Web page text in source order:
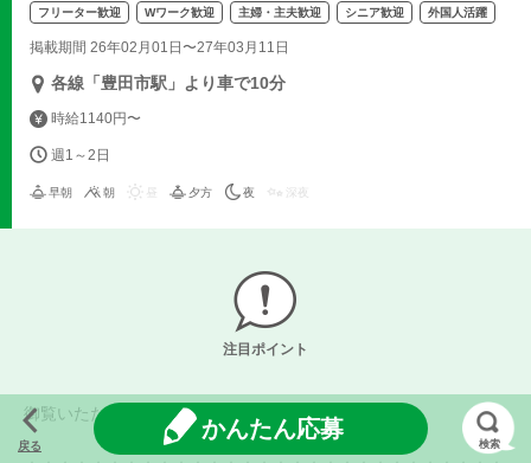
フリーター歓迎 Wワーク歓迎 主婦・主夫歓迎 シニア歓迎 外国人活躍
掲載期間 26年02月01日〜27年03月11日
各線「豊田市駅」より車で10分
時給1140円〜
週1～2日
早朝 朝 夕方 夜 深夜
注目ポイント
御覧いただきありがとうございます！
戻る
かんたん応募
検索